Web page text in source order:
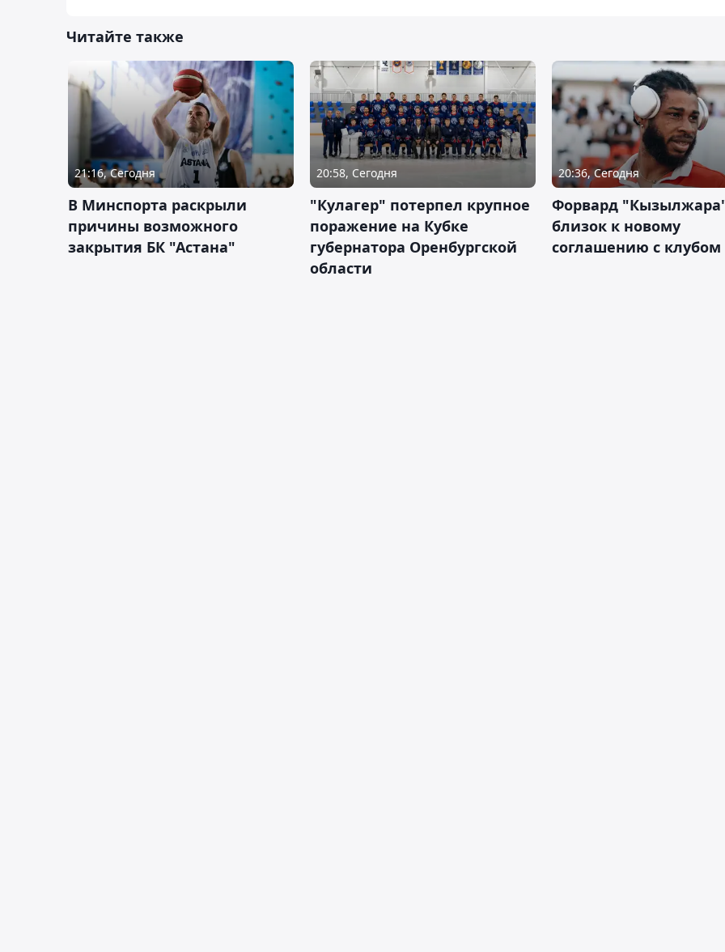
Читайте также
21:16, Сегодня
В Минспорта раскрыли
причины возможного
закрытия БК "Астана"
20:58, Сегодня
"Кулагер" потерпел крупное
поражение на Кубке
губернатора Оренбургской
области
20:36, Сегодня
Форвард
близок к новому
соглашению с клубом